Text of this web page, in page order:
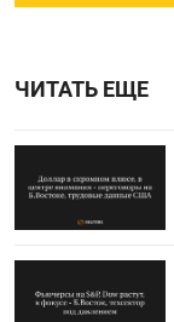
ЧИТАТЬ ЕЩЕ